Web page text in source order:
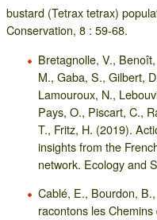
bustard (Tetrax tetrax)
Conservation, 8 : 59-68.
Bretagnolle, V.,
M., Gaba, S., Gilbert,
Lamouroux, N.,
Pays, O., Piscart, C.,
T., Fritz, H. (2019).
insights from the
network. Ecology and
Cablé, E., Bourdon,
racontons les